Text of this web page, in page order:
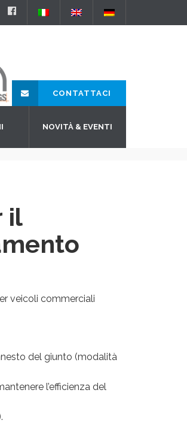
CONTATTACI
NOVITÀ & EVENTI
il
veicoli commerciali
del giunto (modalità
l’efficienza del